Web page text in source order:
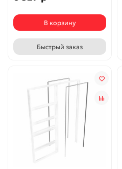
В корзину
Быстрый заказ